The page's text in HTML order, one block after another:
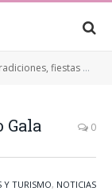
fiestas y turismo
Gala 0
Y TURISMO, NOTICIAS